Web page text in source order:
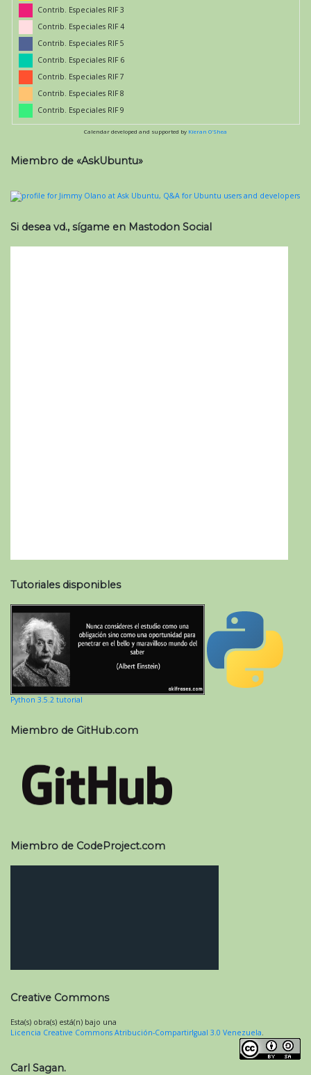
Contrib. Especiales RIF 3
Contrib. Especiales RIF 4
Contrib. Especiales RIF 5
Contrib. Especiales RIF 6
Contrib. Especiales RIF 7
Contrib. Especiales RIF 8
Contrib. Especiales RIF 9
Calendar developed and supported by Kieran O'Shea
Miembro de «AskUbuntu»
Si desea vd., sígame en Mastodon Social
Tutoriales disponibles
Python 3.5.2 tutorial
Miembro de GitHub.com
Miembro de CodeProject.com
Creative Commons
Esta(s) obra(s) está(n) bajo una
Licencia Creative Commons Atribución-CompartirIgual 3.0 Venezuela
Carl Sagan.